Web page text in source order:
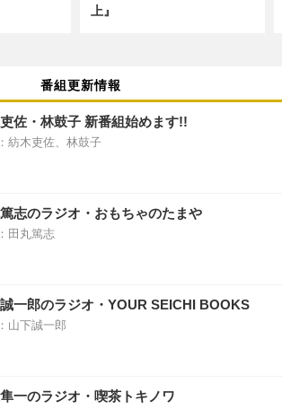
上』
番組更新情報
佐・林鼓子 新番組始めます!!
紡木吏佐、林鼓子
志のラジオ・おもちゃのたまや
田丸篤志
一郎のラジオ・YOUR SEICHI BOOKS
山下誠一郎
一のラジオ・喫茶トキノワ